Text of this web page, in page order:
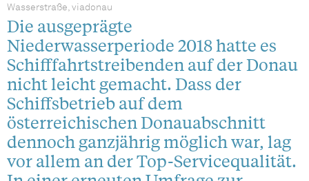
Wasserstraße, viadonau
Die ausgeprägte
Niederwasserperiode 2018 hatte es
Schifffahrtstreibenden auf der Donau
nicht leicht gemacht. Dass der
Schiffsbetrieb auf dem
österreichischen Donauabschnitt
dennoch ganzjährig möglich war, lag
vor allem an der Top-Servicequalität.